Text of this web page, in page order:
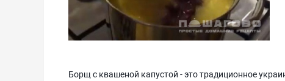
Борщ с квашеной капустой - это традиционное